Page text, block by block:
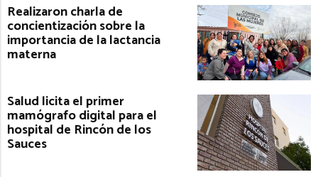
Realizaron charla de
concientización sobre la
importancia de la lactancia
materna
Salud licita el primer
mamógrafo digital para el
hospital de Rincón de los
Sauces